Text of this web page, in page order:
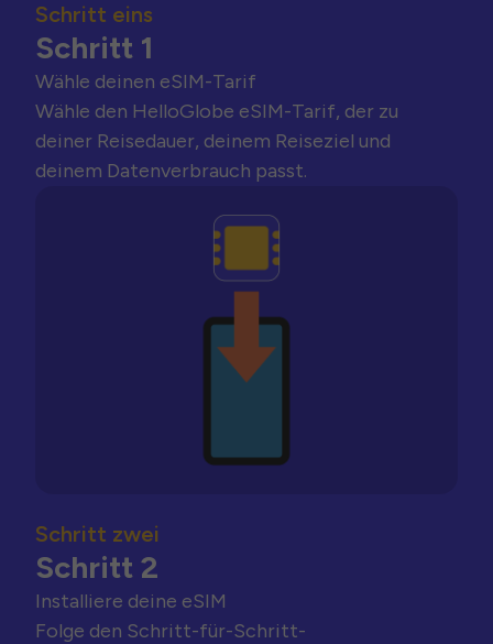
Schritt eins
Schritt 1
Wähle deinen eSIM-Tarif
Wähle den HelloGlobe eSIM-Tarif, der zu
deiner Reisedauer, deinem Reiseziel und
deinem Datenverbrauch passt.
Schritt zwei
Schritt 2
Installiere deine eSIM
Folge den Schritt-für-Schritt-